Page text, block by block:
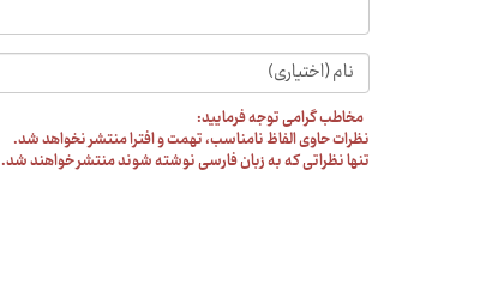
مخاطب گرامی توجه فرمایید:
نظرات حاوی الفاظ نامناسب، تهمت و افترا منتشر نخواهد شد.
تنها نظراتی که به زبان فارسی نوشته شوند منتشر خواهند شد.